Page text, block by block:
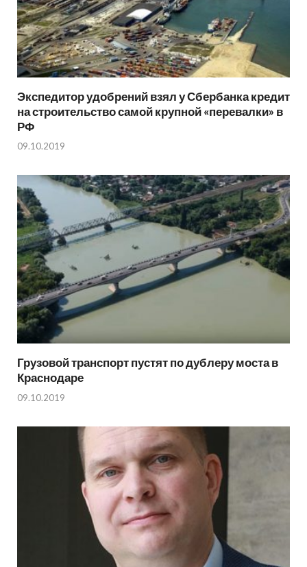
Экспедитор удобрений взял у Сбербанка кредит
на строительство самой крупной «перевалки» в
РФ
09.10.2019
Грузовой транспорт пустят по дублеру моста в
Краснодаре
09.10.2019